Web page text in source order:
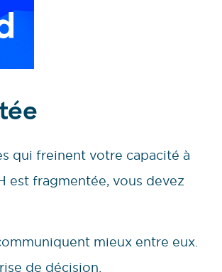
qui freinent votre capacité à
est fragmentée, vous devez
mieux entre eux.
de décision.